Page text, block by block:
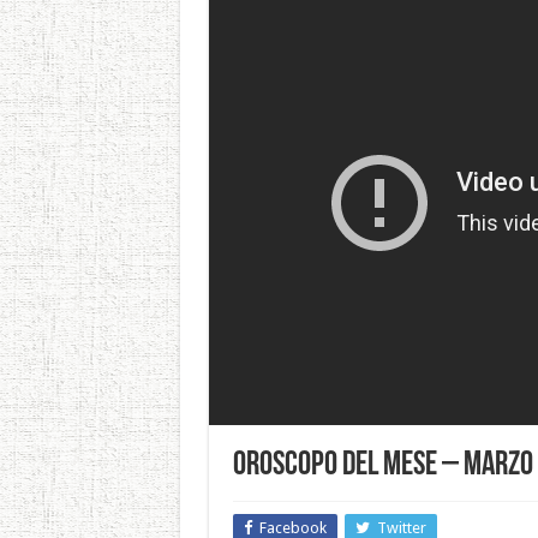
Oroscopo del mese – Marzo
Facebook Twitter